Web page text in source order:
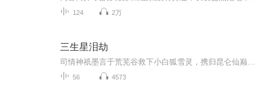
124 2万
三生星泪劫
56 4573